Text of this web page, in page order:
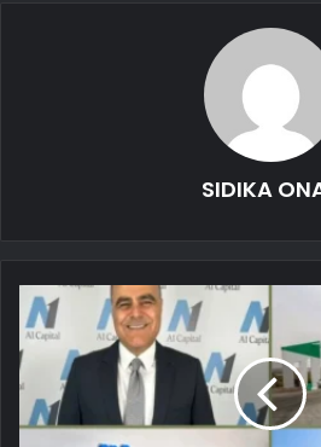
SIDIKA